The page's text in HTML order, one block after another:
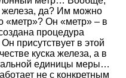
железа, да? Им можно
«метр»? Он «метр» – в
процедура
присутствует в этой
куска железа, а в
единицы меры…
не с конкретным